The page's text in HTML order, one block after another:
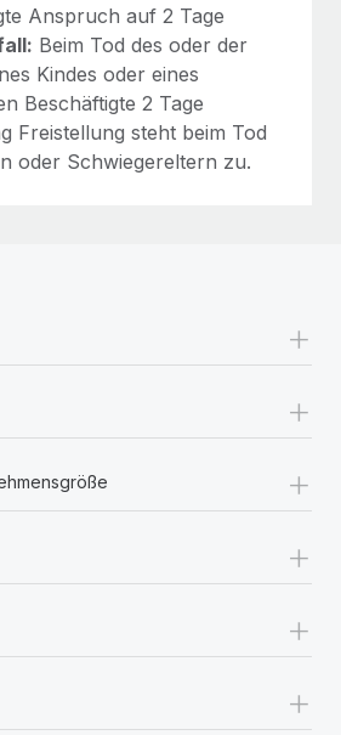
Anspruch auf 2 Tage
Beim Tod des oder der
Kindes oder eines
Beschäftigte 2 Tage
Freistellung steht beim Tod
oder Schwiegereltern zu.
+
+
+
+
+
+